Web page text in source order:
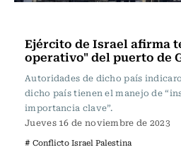
Ejército de Israel afirma
operativo" del puerto de
Autoridades de dicho país
dicho país tienen el manejo de
importancia clave”.
Jueves 16 de noviembre de 2023
# Conflicto Israel Palestina